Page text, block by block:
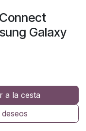
Galaxy
a la cesta